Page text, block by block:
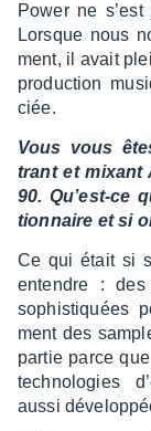
Power ne
Lorsque nous
ment, il avait
produc­tion
ciée.
Vous vous
trant et mixant
90. Qu’est-ce
tion­naire et si
Ce qui était si
entendre : des
sophis­tiquées
ment des
partie parce
tech­no­lo­gies
aussi